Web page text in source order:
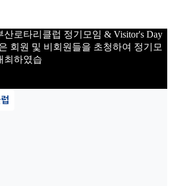
산로타리클럽 정기모임 & Visitor's Day
회원 및 비회원들을 초청하여 정기모
최하였습